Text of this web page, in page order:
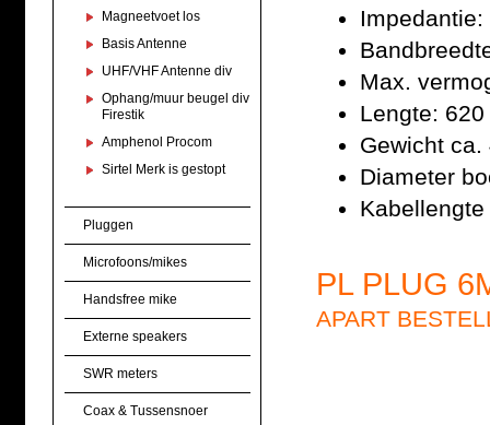
Magneetvoet los
Basis Antenne
UHF/VHF Antenne div
Ophang/muur beugel div
Firestik
Amphenol Procom
Sirtel Merk is gestopt
Pluggen
Microfoons/mikes
Handsfree mike
Externe speakers
SWR meters
Coax & Tussensnoer
Impedantie:
Max.
Lengte: 620
Gewicht ca.
Diameter
PL PLUG
APART